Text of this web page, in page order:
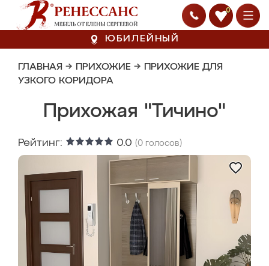
0
ЮБИЛЕЙНЫЙ
ГЛАВНАЯ → ПРИХОЖИЕ → ПРИХОЖИЕ ДЛЯ
УЗКОГО КОРИДОРА
Прихожая "Тичино"
Рейтинг: 0.0 (0 голосов)